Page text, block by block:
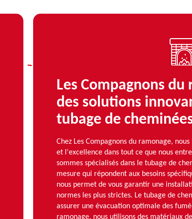
Les Compagnons
des solutions
tubage de
Chez Les Compagnons du ramonage,
et l'excellence dans tout ce que nous
sommes spécialisés dans le tubage de
mesure qui répondent aux besoins
nous permet de vous garantir une
normes les plus strictes. Le tubage de
assurer une évacuation optimale des
ramonage, nous utilisons des matériaux